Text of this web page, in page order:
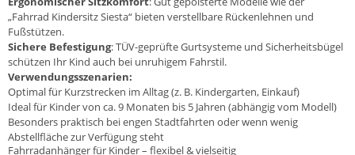
„Fahrrad Kindersitz Siesta“ bieten verstellbare Rückenlehnen und
Fußstützen.
Sichere Befestigung: TÜV-geprüfte Gurtsysteme und Sicherheitsbügel
schützen Ihr Kind auch bei unruhigem Fahrstil.
Verwendungsszenarien:
Optimal für Kurzstrecken im Alltag (z. B. Kindergarten, Einkauf)
Ideal für Kinder von ca. 9 Monaten bis 5 Jahren (abhängig vom Modell)
Besonders praktisch bei engen Stadtfahrten oder wenn wenig
Abstellfläche zur Verfügung steht
Fahrradanhänger für Kinder – flexibel & vielseitig